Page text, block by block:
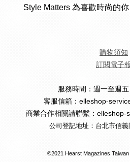
Style Matters 為喜歡時尚的
購物須知
訂閱電子
服務時間：週一至週
客服信箱：elleshop-
商業合作相關請聯繫：elleshop-
公司登記地址：台北市信
©2021 Hearst Magazines Taiwan